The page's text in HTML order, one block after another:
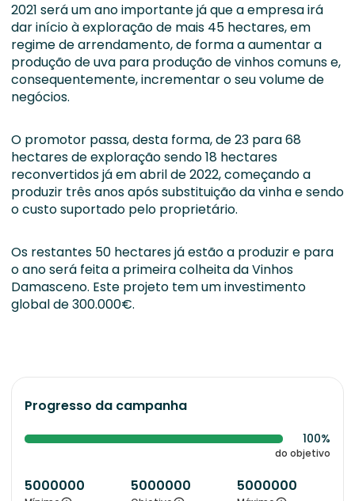
2021 será um ano importante já que a empresa irá
dar início à exploração de mais 45 hectares, em
regime de arrendamento, de forma a aumentar a
produção de uva para produção de vinhos comuns e,
consequentemente, incrementar o seu volume de
negócios.
O promotor passa, desta forma, de 23 para 68
hectares de exploração sendo 18 hectares
reconvertidos já em abril de 2022, começando a
produzir três anos após substituição da vinha e sendo
o custo suportado pelo proprietário.
Os restantes 50 hectares já estão a produzir e para
o ano será feita a primeira colheita da Vinhos
Damasceno. Este projeto tem um investimento
global de 300.000€.
Progresso da campanha
100%
do objetivo
5000000 5000000 5000000